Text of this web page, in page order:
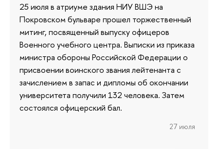
25 июля в атриуме здания НИУ ВШЭ на
Покровском бульваре прошел торжественный
митинг, посвященный выпуску офицеров
Военного учебного центра. Выписки из приказа
министра обороны Российской Федерации о
присвоении воинского звания лейтенанта с
зачислением в запас и дипломы об окончании
университета получили 132 человека. Затем
состоялся офицерский бал.
27 июля